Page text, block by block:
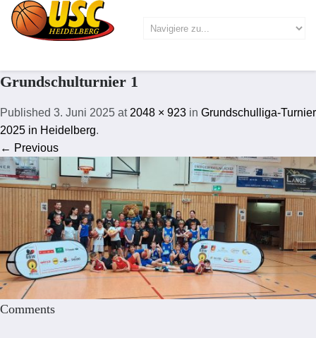
Grundschulturnier 1
Published 3. Juni 2025 at 2048 × 923 in Grundschulliga-Turnier
2025 in Heidelberg.
← Previous
Comments